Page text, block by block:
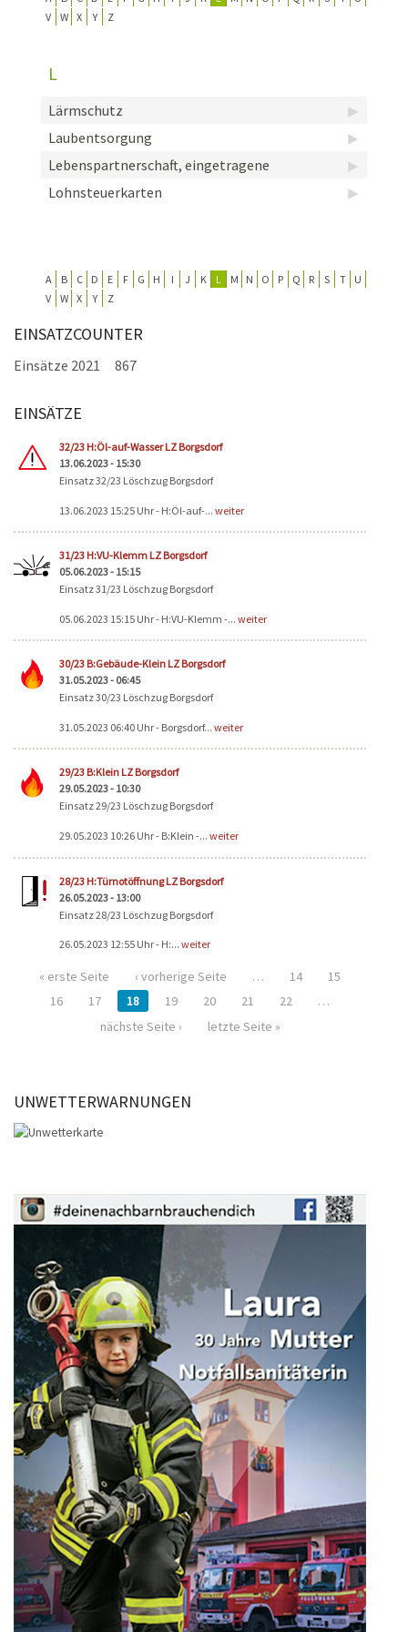
V
W X Y Z
L
Lärmschutz
Laubentsorgung
Lebenspartnerschaft, eingetragene
Lohnsteuerkarten
A B C D E F G H I J K L M N O P Q R S T
U
V
W X Y Z
EINSATZCOUNTER
Einsätze 2021 867
EINSÄTZE
32/23 H:Öl-auf-Wasser LZ Borgsdorf
13.06.2023 - 15:30
Einsatz 32/23 Löschzug Borgsdorf
13.06.2023 15:25 Uhr - H:Öl-auf-... weiter
31/23 H:VU-Klemm LZ Borgsdorf
05.06.2023 - 15:15
Einsatz 31/23 Löschzug Borgsdorf
05.06.2023 15:15 Uhr - H:VU-Klemm -... weiter
30/23 B:Gebäude-Klein LZ Borgsdorf
31.05.2023 - 06:45
Einsatz 30/23 Löschzug Borgsdorf
31.05.2023 06:40 Uhr - Borgsdorf... weiter
29/23 B:Klein LZ Borgsdorf
29.05.2023 - 10:30
Einsatz 29/23 Löschzug Borgsdorf
29.05.2023 10:26 Uhr - B:Klein -... weiter
28/23 H:Türnotöffnung LZ Borgsdorf
26.05.2023 - 13:00
Einsatz 28/23 Löschzug Borgsdorf
26.05.2023 12:55 Uhr - H:... weiter
Seiten
« erste Seite ‹ vorherige Seite … 14
15
16
17 18 19 20 21 22
…
nächste Seite ›
letzte Seite »
UNWETTERWARNUNGEN